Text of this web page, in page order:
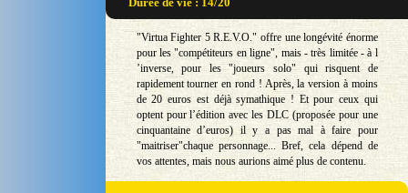
"Virtua Fighter 5 R.E.V.O." offre une longévité énorme
pour les "compétiteurs en ligne", mais - très limitée - à l
’inverse, pour les "joueurs solo" qui risquent de
rapidement tourner en rond ! Après, la version à moins
de 20 euros est déjà symathique ! Et pour ceux qui
optent pour l’édition avec les DLC (proposée pour une
cinquantaine d’euros) il y a pas mal à faire pour
"maitriser"chaque personnage... Bref, cela dépend de
vos attentes, mais nous aurions aimé plus de contenu.